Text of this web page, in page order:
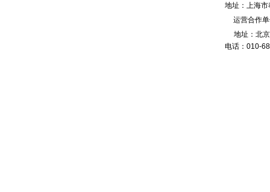
地址： 上海
运营合作
地址：北
电话：010-